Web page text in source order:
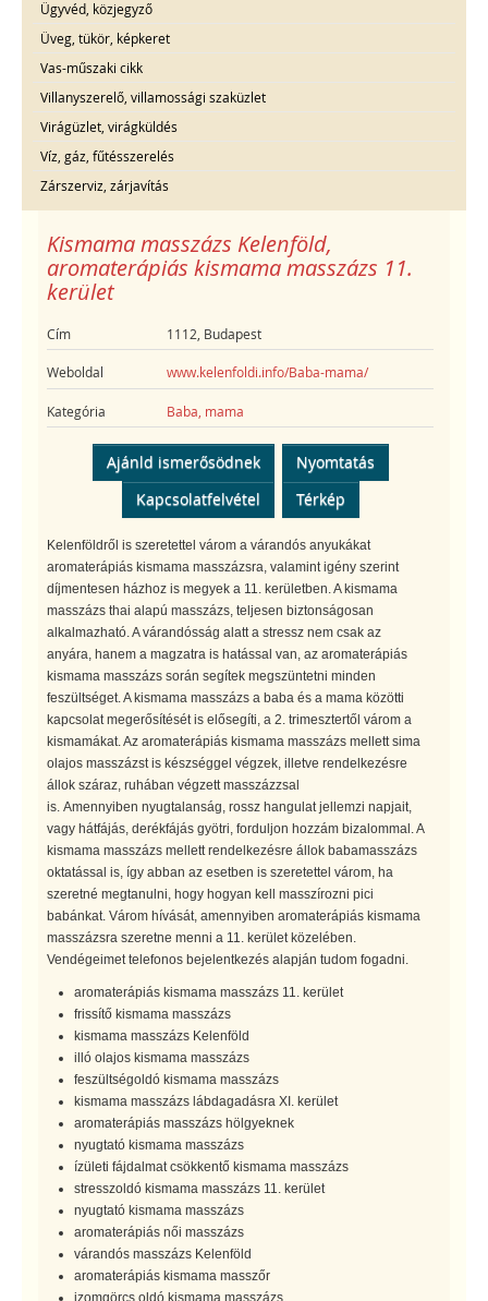
Ügyvéd, közjegyző
Üveg, tükör, képkeret
Vas-műszaki cikk
Villanyszerelő, villamossági szaküzlet
Virágüzlet, virágküldés
Víz, gáz, fűtésszerelés
Zárszerviz, zárjavítás
Kismama masszázs Kelenföld,
aromaterápiás kismama masszázs 11.
kerület
Cím 1112, Budapest
Weboldal www.kelenfoldi.info/Baba-mama/
Kategória Baba, mama
Ajánld ismerősödnek
Nyomtatás
Kapcsolatfelvétel
Térkép
Kelenföldről is szeretettel várom a várandós anyukákat
aromaterápiás kismama masszázsra, valamint igény szerint
díjmentesen házhoz is megyek a 11. kerületben. A kismama
masszázs thai alapú masszázs, teljesen biztonságosan
alkalmazható. A várandósság alatt a stressz nem csak az
anyára, hanem a magzatra is hatással van, az aromaterápiás
kismama masszázs során segítek megszüntetni minden
feszültséget. A kismama masszázs a baba és a mama közötti
kapcsolat megerősítését is elősegíti, a 2. trimesztertől várom a
kismamákat. Az aromaterápiás kismama masszázs mellett sima
olajos masszázst is készséggel végzek, illetve rendelkezésre
állok száraz, ruhában végzett masszázzsal
is. Amennyiben nyugtalanság, rossz hangulat jellemzi napjait,
vagy hátfájás, derékfájás gyötri, forduljon hozzám bizalommal. A
kismama masszázs mellett rendelkezésre állok babamasszázs
oktatással is, így abban az esetben is szeretettel várom, ha
szeretné megtanulni, hogy hogyan kell masszírozni pici
babánkat. Várom hívását, amennyiben aromaterápiás kismama
masszázsra szeretne menni a 11. kerület közelében.
Vendégeimet telefonos bejelentkezés alapján tudom fogadni.
aromaterápiás kismama masszázs 11. kerület
frissítő kismama masszázs
kismama masszázs Kelenföld
illó olajos kismama masszázs
feszültségoldó kismama masszázs
kismama masszázs lábdagadásra XI. kerület
aromaterápiás masszázs hölgyeknek
nyugtató kismama masszázs
ízületi fájdalmat csökkentő kismama masszázs
stresszoldó kismama masszázs 11. kerület
nyugtató kismama masszázs
aromaterápiás női masszázs
várandós masszázs Kelenföld
aromaterápiás kismama masszőr
izomgörcs oldó kismama masszázs